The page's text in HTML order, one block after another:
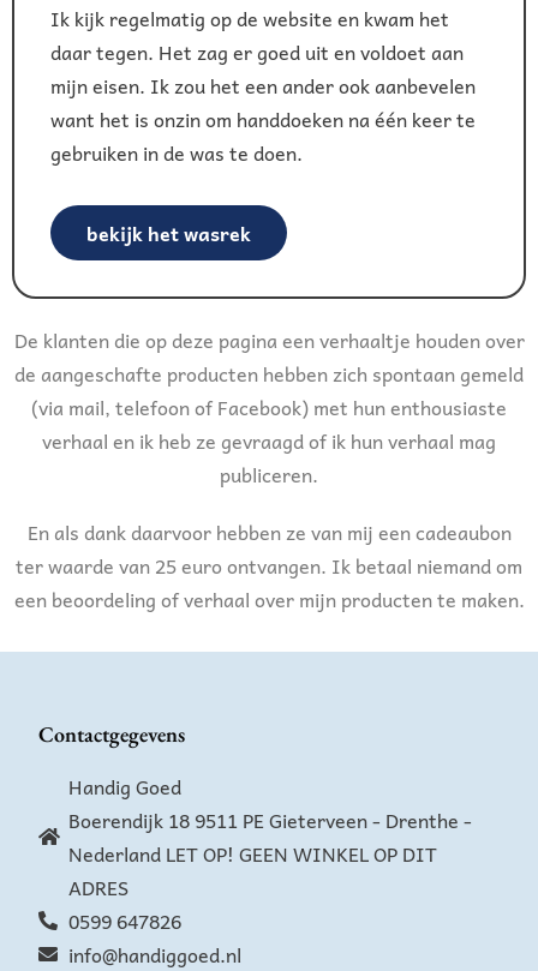
Ik kijk regelmatig op de website en kwam het
daar tegen. Het zag er goed uit en voldoet aan
mijn eisen. Ik zou het een ander ook aanbevelen
want het is onzin om handdoeken na één keer te
gebruiken in de was te doen.
bekijk het wasrek
De klanten die op deze pagina een verhaaltje houden over
de aangeschafte producten hebben zich spontaan gemeld
(via mail, telefoon of Facebook) met hun enthousiaste
verhaal en ik heb ze gevraagd of ik hun verhaal mag
publiceren.
En als dank daarvoor hebben ze van mij een cadeaubon
ter waarde van 25 euro ontvangen. Ik betaal niemand om
een beoordeling of verhaal over mijn producten te maken.
Contactgegevens
Handig Goed
Boerendijk 18 9511 PE Gieterveen - Drenthe -
Nederland LET OP! GEEN WINKEL OP DIT
ADRES
0599 647826
info@handiggoed.nl